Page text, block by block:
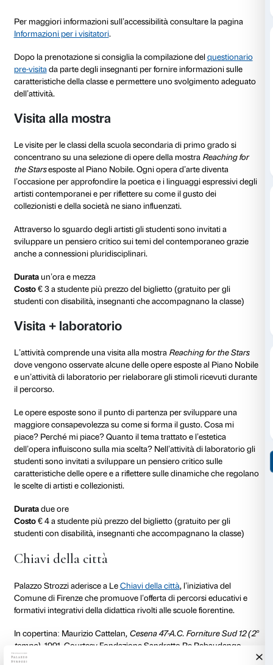
attività in laboratorio seguono la visita e invitano a
stimoli ricevuti dalle opere attraverso un’esperienza
autonomia o in gruppo.
Prima della visita
Nelle prime settimane della mostra vengono
visita, approfondire alcuni contenuti sugli artisti e
più inclusive.
Materiali di approfondimento
Per maggiori informazioni sull’accessibilità
Informazioni per i visitatori
Dopo la prenotazione si consiglia la compilazione
pre-visita da parte degli insegnanti per fornire
dell’attività.
Visita alla mostra
Le visite per le classi della scuola secondaria di
concentrano su una selezione di opere della mostra
the Starsesposte al Piano Nobile. Ogni opera d’arte
l’occasione per approfondire la poetica e i linguaggi
artisti contemporanei e per riflettere su come il gusto
collezionisti e della società ne siano influenzati.
Attraverso lo sguardo degli artisti gli studenti sono
sviluppare un pensiero critico sui temi del
Durataun’ora e mezza
€ 3 a studente più prezzo del biglietto
studenti con disabilità, insegnanti che